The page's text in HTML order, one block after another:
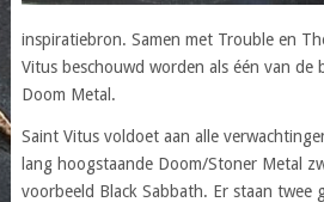
inspiratiebron. Samen met Trouble en
Vitus beschouwd worden als één van de
Doom Metal.
Saint Vitus voldoet aan alle
lang hoogstaande Doom/Stoner Metal
voorbeeld Black Sabbath. Er staan twee